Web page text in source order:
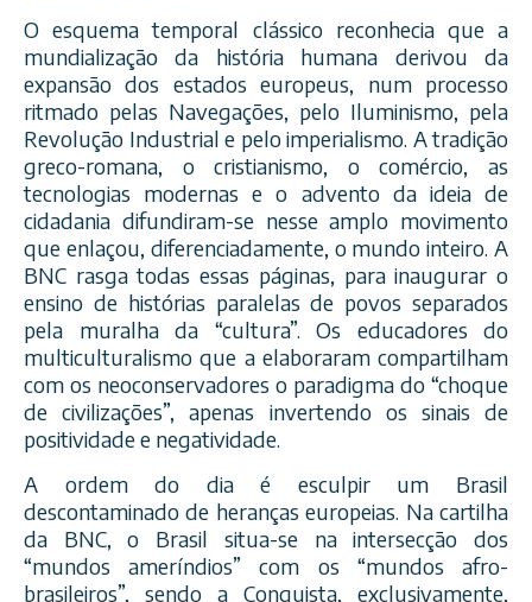
O esquema temporal clássico reconhecia que a
mundialização da história humana derivou da
expansão dos estados europeus, num processo
ritmado pelas Navegações, pelo Iluminismo, pela
Revolução Industrial e pelo imperialismo. A tradição
greco-romana, o cristianismo, o comércio, as
tecnologias modernas e o advento da ideia de
cidadania difundiram-se nesse amplo movimento
que enlaçou, diferenciadamente, o mundo inteiro. A
BNC rasga todas essas páginas, para inaugurar o
ensino de histórias paralelas de povos separados
pela muralha da “cultura”. Os educadores do
multiculturalismo que a elaboraram compartilham
com os neoconservadores o paradigma do “choque
de civilizações”, apenas invertendo os sinais de
positividade e negatividade.
A ordem do dia é esculpir um Brasil
descontaminado de heranças europeias. Na cartilha
da BNC, o Brasil situa-se na intersecção dos
“mundos ameríndios” com os “mundos afro-
brasileiros”, sendo a Conquista, exclusivamente,